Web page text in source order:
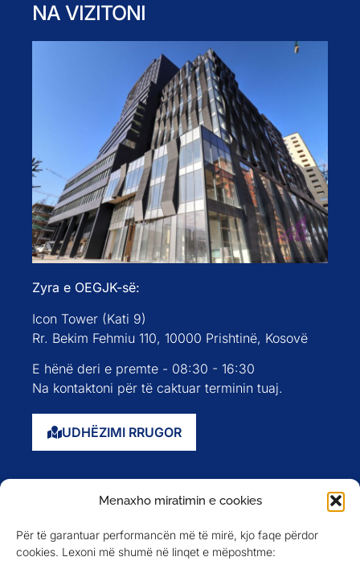
Menaxho miratimin e cookies
Për të garantuar performancën më të mirë, kjo faqe përdor
cookies. Lexoni më shumë në linqet e mëposhtme:
NA VIZITONI
Zyra e OEGJK-së:
Icon Tower (Kati 9)
Rr. Bekim Fehmiu 110, 10000 Prishtinë, Kosovë
E hënë deri e premte - 08:30 - 16:30
Na kontaktoni për të caktuar terminin tuaj.
UDHËZIMI RRUGOR
Evente